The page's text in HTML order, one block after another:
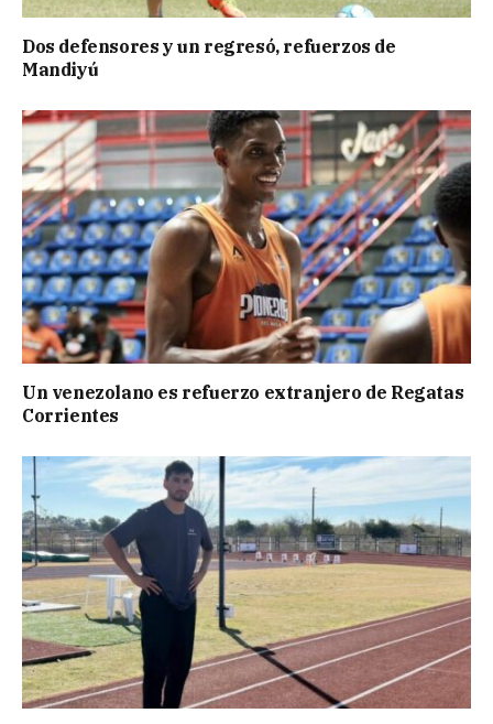
Dos defensores y un regresó, refuerzos de
Mandiyú
Un venezolano es refuerzo extranjero de Regatas
Corrientes